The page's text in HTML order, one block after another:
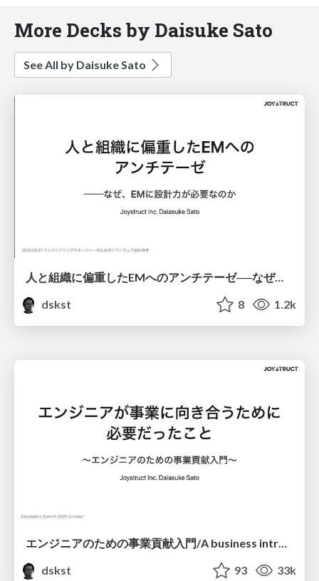
More Decks by Daisuke Sato
See All by Daisuke Sato
人と組織に偏重したEMへのアンチテーゼ──なぜ、EMに設計力が必要なのか/An antithesis to the overemphasis of people and organizations in EM
dskst
8 1.2k
dskst
93 33k